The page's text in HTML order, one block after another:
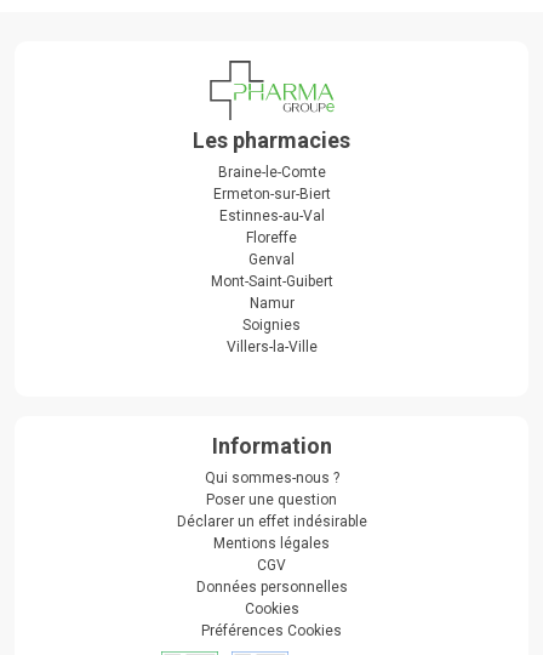
Les pharmacies
Braine-le-Comte
Ermeton-sur-Biert
Estinnes-au-Val
Floreffe
Genval
Mont-Saint-Guibert
Namur
Soignies
Villers-la-Ville
Information
Qui sommes-nous ?
Poser une question
Déclarer un effet indésirable
Mentions légales
CGV
Données personnelles
Cookies
Préférences Cookies